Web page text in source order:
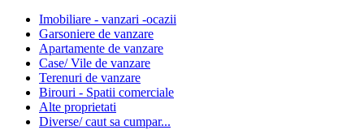
Imobiliare - vanzari -ocazii
Garsoniere de vanzare
Apartamente de vanzare
Case/ Vile de vanzare
Terenuri de vanzare
Birouri - Spatii comerciale
Alte proprietati
Diverse/ caut sa cumpar...